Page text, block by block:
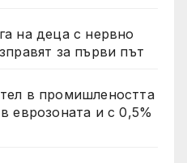
на деца с нервно
за първи път
в промишлеността
еврозоната и с 0,5%